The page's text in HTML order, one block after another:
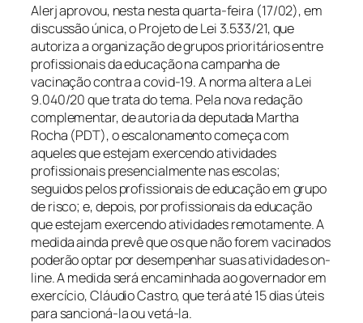
Alerj aprovou, nesta nesta quarta-feira (17/02), em
discussão única, o Projeto de Lei 3.533/21, que
autoriza a organização de grupos prioritários entre
profissionais da educação na campanha de
vacinação contra a covid-19. A norma altera a Lei
9.040/20 que trata do tema. Pela nova redação
complementar, de autoria da deputada Martha
Rocha (PDT), o escalonamento começa com
aqueles que estejam exercendo atividades
profissionais presencialmente nas escolas;
seguidos pelos profissionais de educação em grupo
de risco; e, depois, por profissionais da educação
que estejam exercendo atividades remotamente. A
medida ainda prevê que os que não forem vacinados
poderão optar por desempenhar suas atividades on-
line. A medida será encaminhada ao governador em
exercício, Cláudio Castro, que terá até 15 dias úteis
para sancioná-la ou vetá-la.